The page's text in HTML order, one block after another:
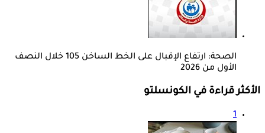
الصحة: ارتفاع الإقبال على الخط الساخن 105 خلال النصف
الأول من 2026
الأكثر قراءة في الكونسلتو
1